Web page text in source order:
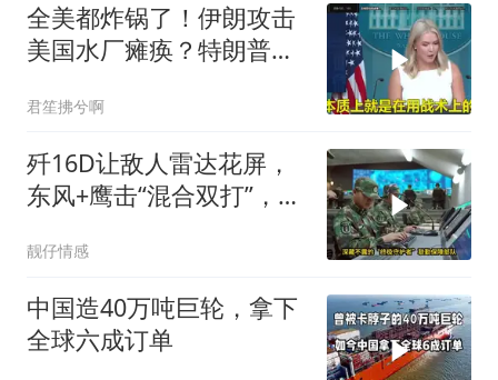
全美都炸锅了！伊朗攻击
美国水厂瘫痪？特朗普却
君笙拂兮啊
歼16D让敌人雷达花屏，
东风+鹰击“混合双打”，轻
靓仔情感
中国造40万吨巨轮，拿下
全球六成订单